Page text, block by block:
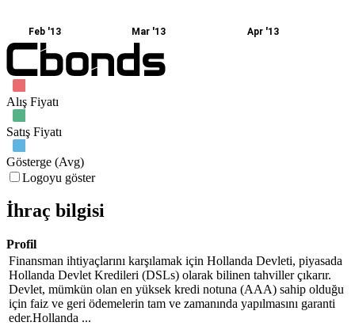
Feb '13 Mar '13 Apr '13
Alış Fiyatı
Satış Fiyatı
Gösterge (Avg)
Logoyu göster
İhraç bilgisi
Profil
Finansman ihtiyaçlarını karşılamak için Hollanda Devleti, piyasada
Hollanda Devlet Kredileri (DSLs) olarak bilinen tahviller çıkarır.
Devlet, mümkün olan en yüksek kredi notuna (AAA) sahip olduğu
için faiz ve geri ödemelerin tam ve zamanında yapılmasını garanti
eder.Hollanda ...